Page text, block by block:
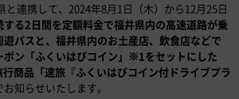
と連携して、2024年8月1日（木）から12月25日
する2日間を定額料金で福井県内の高速道路が乗
パスと、福井県内のお土産店、飲食店などで
ポン「ふくいはぴコイン」※1をセットにした
商品「速旅『ふくいはぴコイン付ドライブプラ
お知らせいたします。